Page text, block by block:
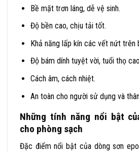
Bề mặt trơn láng, dễ vệ sinh.
Độ bền cao, chịu tải tốt.
Khả năng lấp kín các vết nứt trên
Độ bám dính tuyệt vời, tuổi thọ
Cách âm, cách nhiệt.
An toàn cho người sử dụng và
Những tính năng nổi bật
cho phòng sạch
Đặc điểm nổi bật của dòng sơn